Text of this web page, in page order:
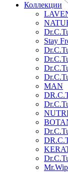
Коллекции
Stay
MAN